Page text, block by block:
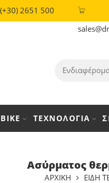
(+30) 2651 500
ΤΕΧΝΟΛΟΓΙΑ
Ασύρματος
ΑΡΧΙΚΗ ΕΙΔΗ